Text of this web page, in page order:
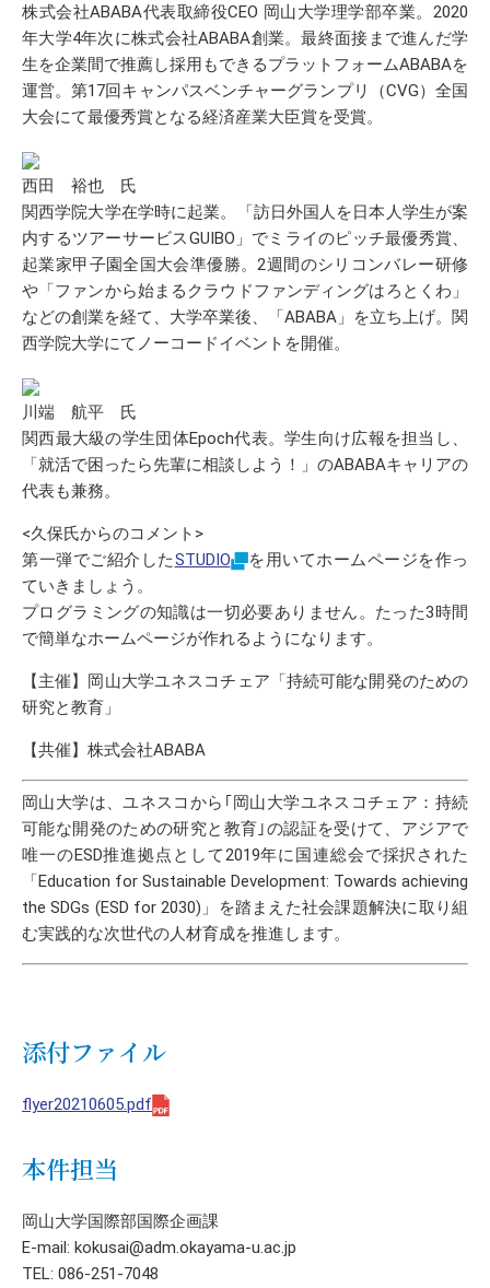
株式会社ABABA代表取締役CEO 岡山大学理学部卒業。2020
年大学4年次に株式会社ABABA創業。最終面接まで進んだ学
生を企業間で推薦し採用もできるプラットフォームABABAを
運営。第17回キャンパスベンチャーグランプリ（CVG）全国
大会にて最優秀賞となる経済産業大臣賞を受賞。
西田 裕也 氏
関西学院大学在学時に起業。「訪日外国人を日本人学生が案
内するツアーサービスGUIBO」でミライのピッチ最優秀賞、
起業家甲子園全国大会準優勝。2週間のシリコンバレー研修
や「ファンから始まるクラウドファンディングはろとくわ」
などの創業を経て、大学卒業後、「ABABA」を立ち上げ。関
西学院大学にてノーコードイベントを開催。
川端 航平 氏
関西最大級の学生団体Epoch代表。学生向け広報を担当し、
「就活で困ったら先輩に相談しよう！」のABABAキャリアの
代表も兼務。
<久保氏からのコメント>
第一弾でご紹介したSTUDIO
を用いてホームページを作っ
ていきましょう。
プログラミングの知識は一切必要ありません。たった3時間
で簡単なホームページが作れるようになります。
【主催】岡山大学ユネスコチェア「持続可能な開発のための
研究と教育」
【共催】株式会社ABABA
岡山大学は、ユネスコから｢岡山大学ユネスコチェア：持続
可能な開発のための研究と教育｣の認証を受けて、アジアで
唯一のESD推進拠点として2019年に国連総会で採択された
「Education for Sustainable Development: Towards achieving
the SDGs (ESD for 2030)」を踏まえた社会課題解決に取り組
む実践的な次世代の人材育成を推進します。
添付ファイル
flyer20210605.pdf
本件担当
岡山大学国際部国際企画課
E-mail: kokusai@adm.okayama-u.ac.jp
TEL: 086-251-7048